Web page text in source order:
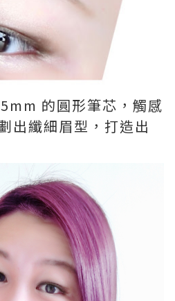
的圓形筆芯，觸感
出纖細眉型，打造出